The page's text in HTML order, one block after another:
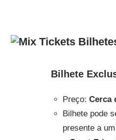
Bilhete
Preço: Cerca
Bilhete pode
presente a